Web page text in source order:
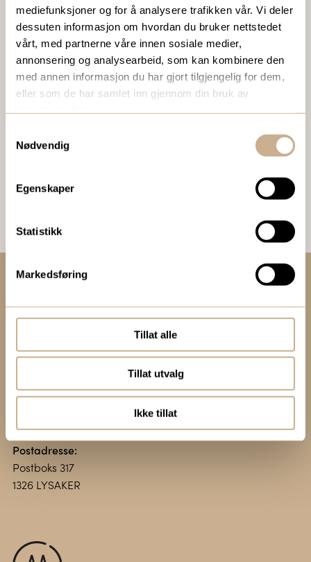
mediefunksjoner og for å analysere trafikken vår. Vi deler
dessuten informasjon om hvordan du bruker nettstedet
vårt, med partnerne våre innen sosiale medier,
annonsering og analysearbeid, som kan kombinere den
med annen informasjon du har gjort tilgjengelig for dem,
eller som de har samlet inn gjennom din bruk av
Nødvendig
Egenskaper
Statistikk
Markedsføring
Tillat alle
Tillat utvalg
Ikke tillat
Ta kontakt
BESTILL VÅRT GRATIS KUNDEMAGASIN
To ganger i året sender vi ut vårt gratis kundemagasin
og mikroskopi.
Bestill Ortomedia
+47 67 51 86 00
ortomedic@ortomedic.no
Vollsveien 13 E
Postadresse:
Postboks 317
1326 LYSAKER